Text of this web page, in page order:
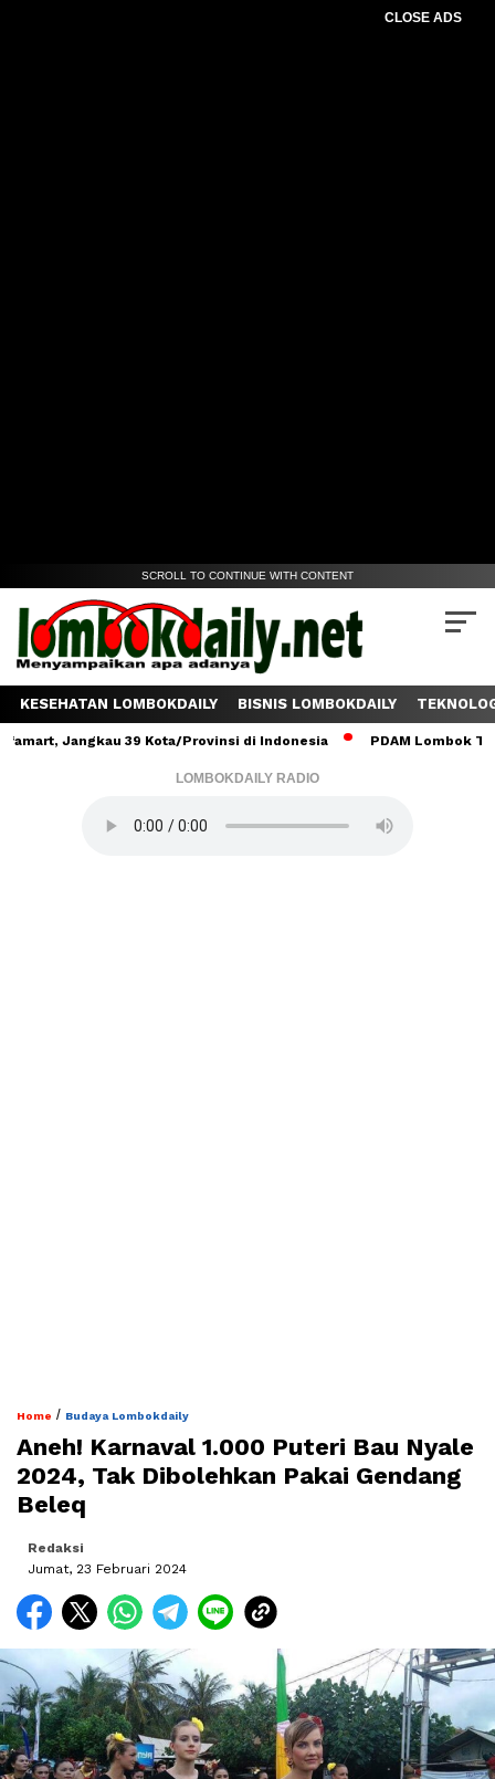
CLOSE ADS
SCROLL TO CONTINUE WITH CONTENT
KESEHATAN LOMBOKDAILY BISNIS LOMBOKDAILY
Jangkau 39 Kota/Provinsi di Indonesia PDAM Lombok Tengah
LOMBOKDAILY RADIO
Home / Budaya Lombokdaily
Aneh! Karnaval 1.000 Puteri Bau Nyale
2024, Tak Dibolehkan Pakai Gendang
Beleq
Redaksi
Jumat, 23 Februari 2024